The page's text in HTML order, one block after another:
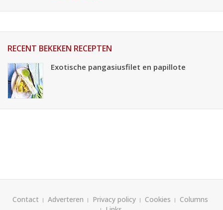
RECENT BEKEKEN RECEPTEN
Exotische pangasiusfilet en papillote
Contact Adverteren Privacy policy Cookies
Columns